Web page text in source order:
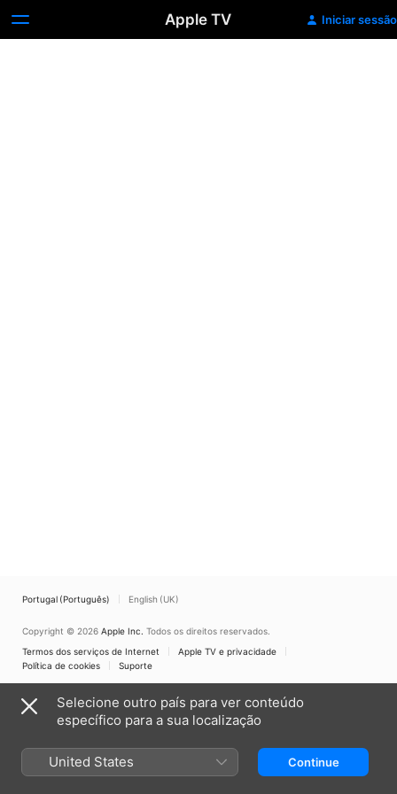
Apple TV Iniciar sessão
Portugal (Português) English (UK)
Copyright © 2026 Apple Inc. Todos os direitos reservados.
Termos dos serviços de Internet
Apple TV e privacidade
Política de cookies
Suporte
Selecione outro país para ver conteúdo
específico para a sua localização
United States Continue